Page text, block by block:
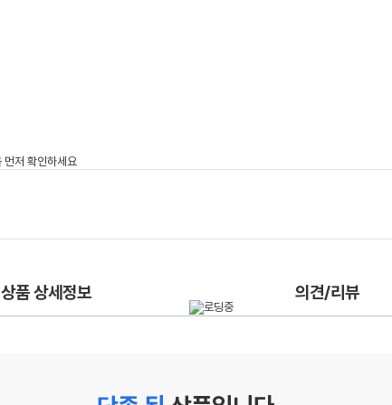
상품 상세정보 의견/리뷰